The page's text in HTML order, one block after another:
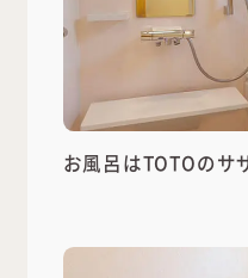
お風呂はTOTOのサ